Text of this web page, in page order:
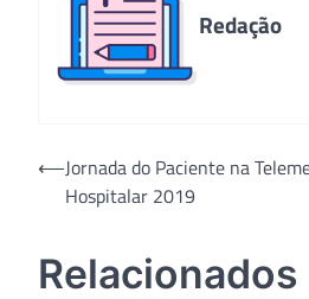
Redação
Navegação
⟵Jornada do Paciente na
Hospitalar 2019
Relacionados